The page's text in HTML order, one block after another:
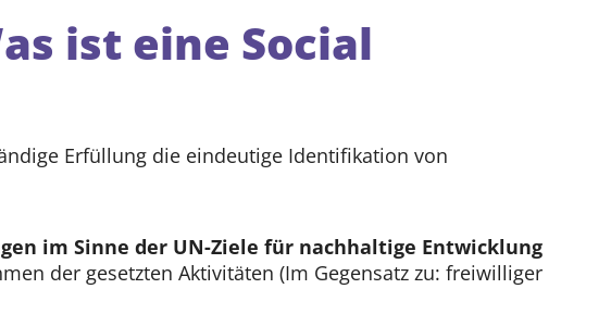
ist eine Social
Erfüllung die eindeutige Identifikation von
im Sinne der UN-Ziele für nachhaltige Entwicklung
der gesetzten Aktivitäten (Im Gegensatz zu: freiwilliger